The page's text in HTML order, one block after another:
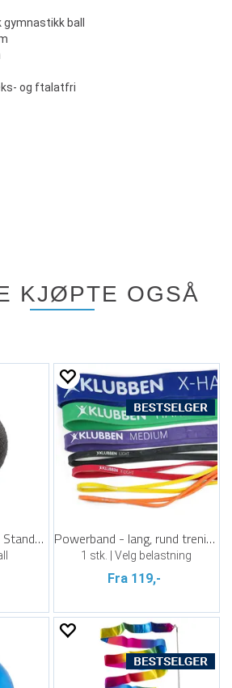
ball
og ftalatfri
KJØPTE OGSÅ
Massasjeball Blackroll Standard Powerband - lang, rund treningsstrikk
1 stk. | Velg belastning
Fra 119,-